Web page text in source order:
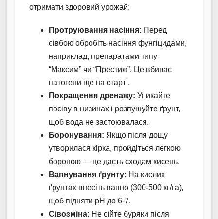
отримати здоровий урожай:
Протруювання насіння: Перед
сівбою обробіть насіння фунгіцидами,
наприклад, препаратами типу
“Максим” чи “Престиж”. Це вбиває
патогени ще на старті.
Покращення дренажу: Уникайте
посіву в низинах і розпушуйте ґрунт,
щоб вода не застоювалася.
Боронування: Якщо після дощу
утворилася кірка, пройдіться легкою
бороною — це дасть сходам кисень.
Вапнування ґрунту: На кислих
ґрунтах внесіть вапно (300-500 кг/га),
щоб підняти pH до 6-7.
Сівозміна: Не сійте буряки після